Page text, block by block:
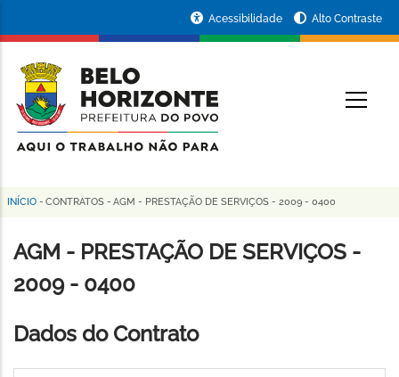
conteúdo
principal
da
Prefeitura
de
Horizonte
Acessibilidade Alto Contraste
Trilha
de
navegação
INÍCIO - CONTRATOS - AGM - PRESTAÇÃO DE SERVIÇOS - 2009 - 0400
AGM - PRESTAÇÃO DE SERVIÇOS -
2009 - 0400
Dados do Contrato